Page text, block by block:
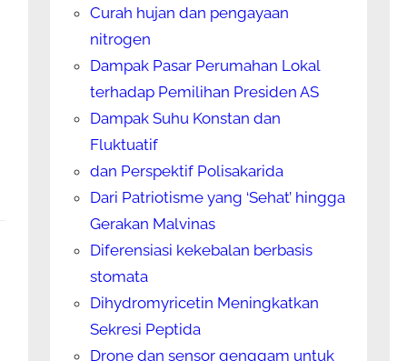
Curah hujan dan pengayaan
nitrogen
Dampak Pasar Perumahan Lokal
terhadap Pemilihan Presiden AS
Dampak Suhu Konstan dan
Fluktuatif
dan Perspektif Polisakarida
Dari Patriotisme yang ‘Sehat’ hingga
Gerakan Malvinas
Diferensiasi kekebalan berbasis
stomata
Dihydromyricetin Meningkatkan
Sekresi Peptida
Drone dan sensor genggam untuk